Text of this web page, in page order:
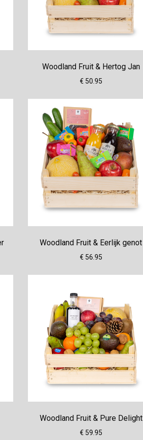
Woodland Fruit & Hertog Jan
€ 50.95
Woodland Fruit & Eerlijk genot
€ 56.95
Woodland Fruit & Pure Delight
€ 59.95